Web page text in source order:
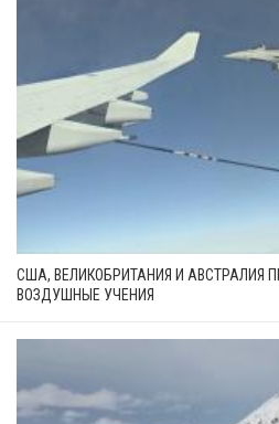
США, ВЕЛИКОБРИТАНИЯ И АВСТРАЛИЯ
ВОЗДУШНЫЕ УЧЕНИЯ